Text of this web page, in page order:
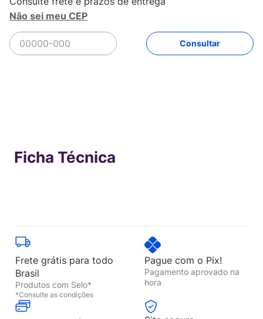
Não sei meu CEP
Ficha Técnica
Frete grátis para todo
Brasil
Produtos com Selo*
*Consulte as condições
Pague com o Pix!
Pagamento aprovado na
hora